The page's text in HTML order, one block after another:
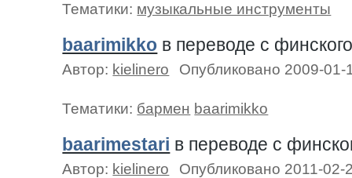
Тематики: музыкальные инструменты
baarimikko в переводе c
Автор: kielinero Опубликовано 2009-01-
Тематики: бармен baarimikko
baarimestari в переводе c
Автор: kielinero Опубликовано 2011-02-